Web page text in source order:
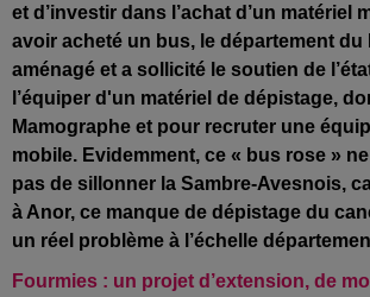
et d’investir dans l’achat d’un matériel
avoir acheté un bus, le département du
aménagé et a sollicité le soutien de
l’équiper d'un matériel de dépistage,
Mamographe et pour recruter une
mobile. Evidemment, ce « bus rose »
pas de sillonner la Sambre-Avesnois,
à Anor, ce manque de dépistage du
un réel problème à l’échelle
Fourmies : un projet d’extension, de